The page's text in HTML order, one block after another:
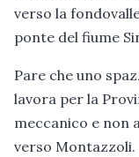
verso la
ponte del fiume
Pare che uno
lavora per la
meccanico e non
verso Montazzoli.